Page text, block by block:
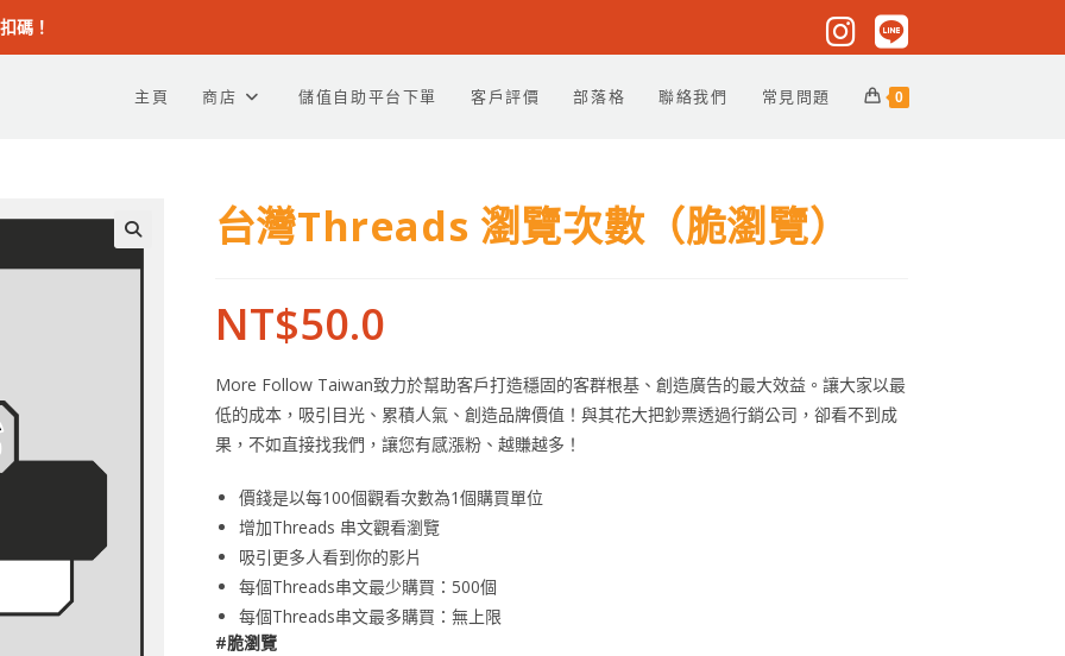
碼！
主頁 商店 儲值自助平台下單 客戶評價 部落格 聯絡我們 常見問題 0
台灣Threads 瀏覽次數（脆瀏覽）
NT$50.0
More Follow Taiwan致力於幫助客戶打造穩固的客群根基、創造廣告的最大效益。讓大家以最
低的成本，吸引目光、累積人氣、創造品牌價值！與其花大把鈔票透過行銷公司，卻看不到成
果，不如直接找我們，讓您有感漲粉、越賺越多！
價錢是以每100個觀看次數為1個購買單位
增加Threads 串文觀看瀏覽
吸引更多人看到你的影片
每個Threads串文最少購買：500個
每個Threads串文最多購買：無上限
#脆瀏覽